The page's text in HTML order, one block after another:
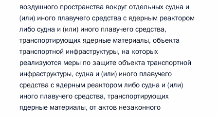
воздушного пространства вокруг отдельных судна и
(или) иного плавучего средства с ядерным реактором
либо судна и (или) иного плавучего средства,
транспортирующих ядерные материалы, объекта
транспортной инфраструктуры, на которых
реализуются меры по защите объекта транспортной
инфраструктуры, судна и (или) иного плавучего
средства с ядерным реактором либо судна и (или)
иного плавучего средства, транспортирующих
ядерные материалы, от актов незаконного